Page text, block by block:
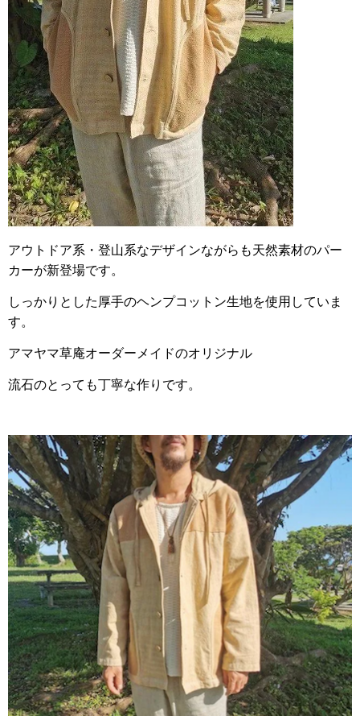
アウトドア系・登山系なデザインながらも天然素材のパー
カーが新登場です。
しっかりとした厚手のヘンプコットン生地を使用していま
す。
アマヤマ草庵オーダーメイドのオリジナル
流石のとっても丁寧な作りです。